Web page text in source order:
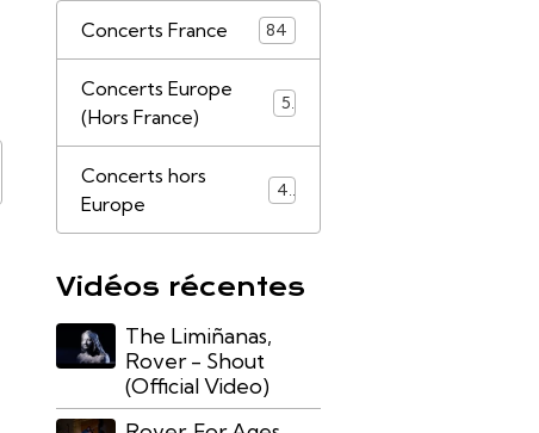
Concerts France 84
Concerts Europe
(Hors France)
5
Concerts hors
Europe
4
Vidéos récentes
The Limiñanas,
Rover - Shout
(Official Video)